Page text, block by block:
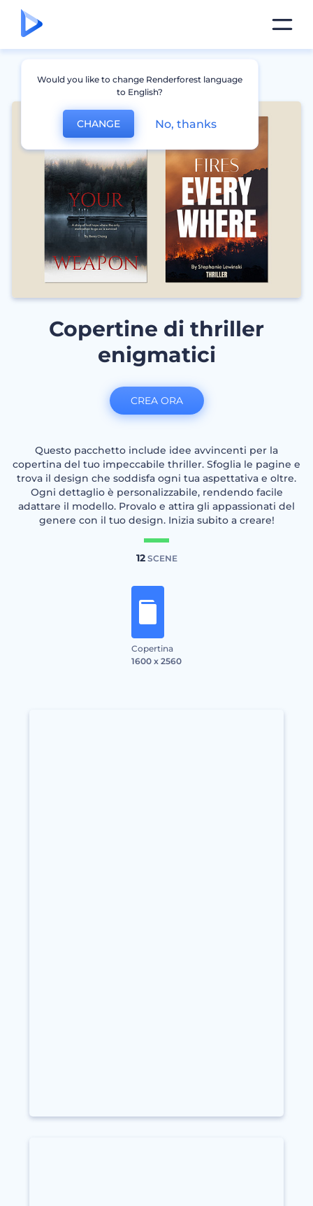
Copertine di thriller
enigmatici
Questo pacchetto include idee avvincenti per la
copertina del tuo impeccabile thriller. Sfoglia le pagine e
trova il design che soddisfa ogni tua aspettativa e oltre.
Ogni dettaglio è personalizzabile, rendendo facile
adattare il modello. Provalo e attira gli appassionati del
genere con il tuo design. Inizia subito a creare!
12SCENE
Copertina
1600 x 2560
CREA ORA
Would you like to change Renderforest language
to English?
CHANGE No, thanks